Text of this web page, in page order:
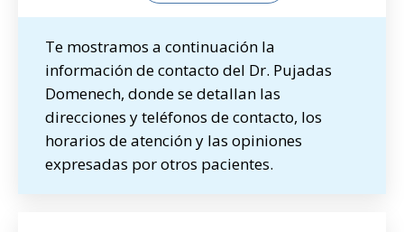
Te mostramos a continuación la
información de contacto del Dr. Pujadas
Domenech, donde se detallan las
direcciones y teléfonos de contacto, los
horarios de atención y las opiniones
expresadas por otros pacientes.